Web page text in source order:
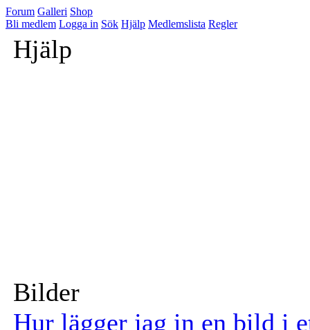
Forum Galleri Shop
Bli medlem Logga in Sök Hjälp Medlemslista Regler
Hjälp
Bilder
Hur lägger jag in en bild i